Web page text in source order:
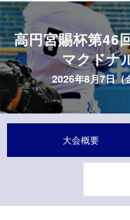
高円宮賜杯第46
マクドナ
2026年8月7日（
大会概要